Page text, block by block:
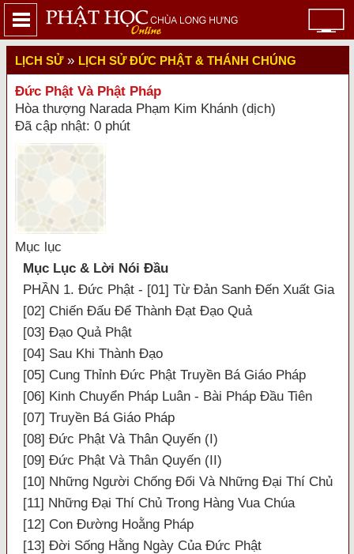
LỊCH SỬ» LỊCH SỬ ĐỨC PHẬT & THÁNH CHÚNG
Đức Phật Và Phật Pháp
Hòa thượng Narada Phạm Kim Khánh (dịch)
Đã cập nhật: 0 phút
Mục lục
Mục Lục & Lời Nói Đầu
PHẦN 1. Đức Phật - [01] Từ Đản Sanh Đến Xuất Gia
[02] Chiến Đấu Để Thành Đạt Đạo Quả
[03] Đạo Quả Phật
[04] Sau Khi Thành Đạo
[05] Cung Thỉnh Đức Phật Truyền Bá Giáo Pháp
[06] Kinh Chuyển Pháp Luân - Bài Pháp Đầu Tiên
[07] Truyền Bá Giáo Pháp
[08] Đức Phật Và Thân Quyến (I)
[09] Đức Phật Và Thân Quyến (II)
[10] Những Người Chống Đối Và Những Đại Thí Chủ
[11] Những Đại Thí Chủ Trong Hàng Vua Chúa
[12] Con Đường Hoằng Pháp
[13] Đời Sống Hằng Ngày Của Đức Phật